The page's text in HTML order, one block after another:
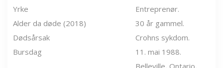
Yrke
Entreprenør.
Alder da døde (2018)
30 år gammel.
Dødsårsak
Crohns sykdom.
Bursdag
11. mai 1988.
Belleville, Ontario,